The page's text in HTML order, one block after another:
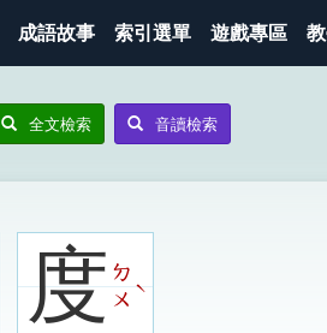
成語故事 索引選單 遊戲專區
全文檢索 音讀檢索
度ㄉ
ㄨ
ˋ